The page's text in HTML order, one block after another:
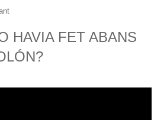
HAVIA FET ABANS